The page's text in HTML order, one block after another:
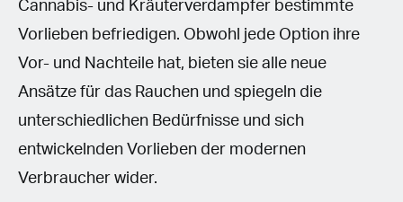
Cannabis- und Kräuterverdampfer bestimmte
Vorlieben befriedigen. Obwohl jede Option ihre
Vor- und Nachteile hat, bieten sie alle neue
Ansätze für das Rauchen und spiegeln die
unterschiedlichen Bedürfnisse und sich
entwickelnden Vorlieben der modernen
Verbraucher wider.